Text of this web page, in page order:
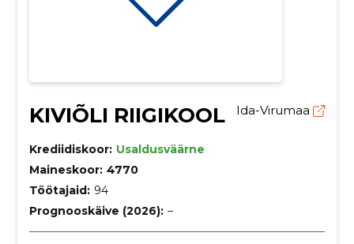
KIVIÕLI RIIGIKOOL Ida-Virumaa
Krediidiskoor: Usaldusväärne
Maineskoor: 4770
Töötajaid: 94
Prognooskäive (2026): –